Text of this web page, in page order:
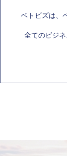
ベトビズは、
全てのビジ